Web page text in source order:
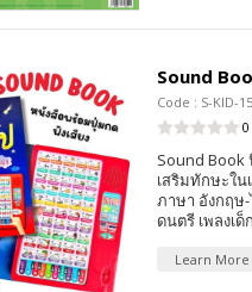
Sound
Code : S-KID-
Sound Book
เสริมทักษะใน
ภาษา อังกฤษ
ดนตรี เพลงเ
Learn More